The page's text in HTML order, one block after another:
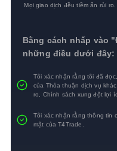
Mọi giao dịch đều tiềm ẩn rủi
Bằng cách nhấp vào
những điều dưới đây:
Tôi xác nhận rằng tôi đã
của Thỏa thuận dịch vụ
ro
Chính sách xung đột lợi
Tôi xác nhận rằng thông tin
mật của T4Trade.